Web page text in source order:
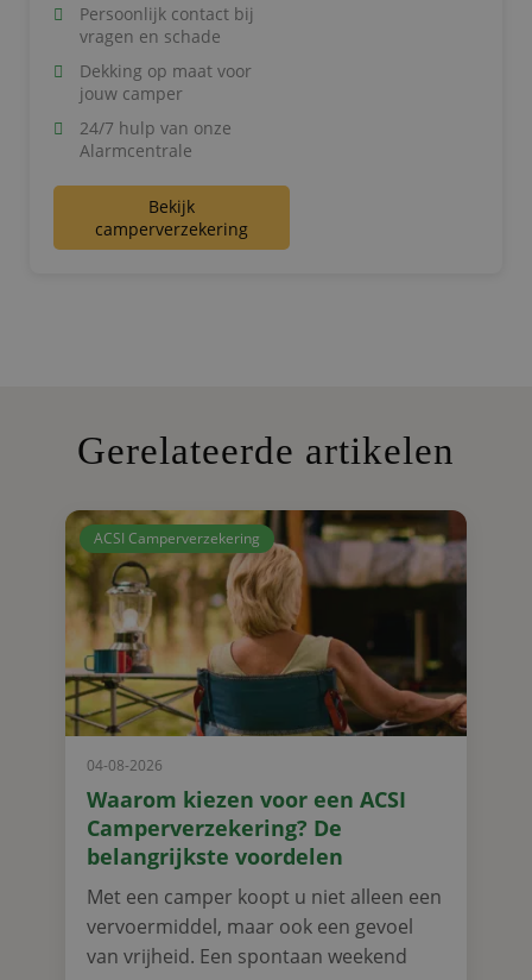
Persoonlijk contact bij
vragen en schade
Dekking op maat voor
jouw camper
24/7 hulp van onze
Alarmcentrale
Bekijk
camperverzekering
Gerelateerde artikelen
ACSI Camperverzekering
04-08-2026
Waarom kiezen voor een ACSI
Camperverzekering? De
belangrijkste voordelen
Met een camper koopt u niet alleen een
vervoermiddel, maar ook een gevoel
van vrijheid. Een spontaan weekend